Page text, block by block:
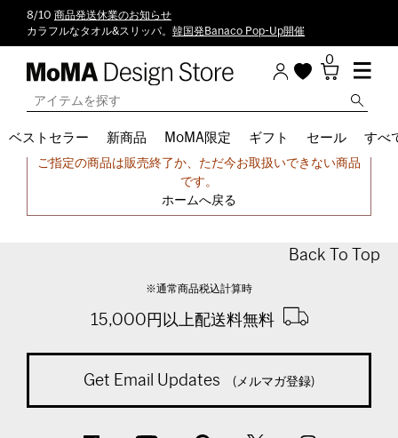
8/10 商品発送休業のお知らせ
カラフルなタオル&スリッパ。 韓国発Banaco Pop-Up開催
0
ベストセラー 新商品 MoMA限定 ギフト セール すべ
申し訳ございません。
ご指定の商品は販売終了か、ただ今お取扱いできない商品
です。
ホームへ戻る
Back To Top
※通常商品税込計算時
15,000円以上配送料無料
Get Email Updates (メルマガ登録)